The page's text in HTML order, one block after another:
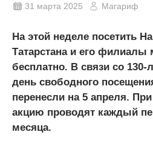
31 марта 2025 Магариф
На этой неделе посетить
Татарстана и его филиалы
бесплатно. В связи со
день свободного
перенесли на 5 апреля.
акцию проводят каждый
месяца.